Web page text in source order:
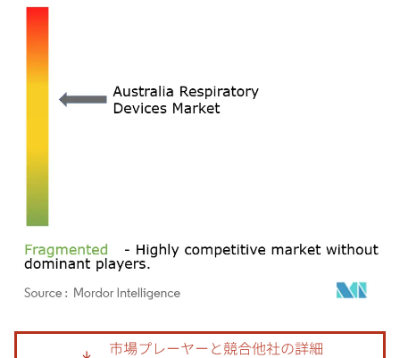
画像 © Mordor Intelligence。再利用にはCC BY 4.0の表示が必要です。